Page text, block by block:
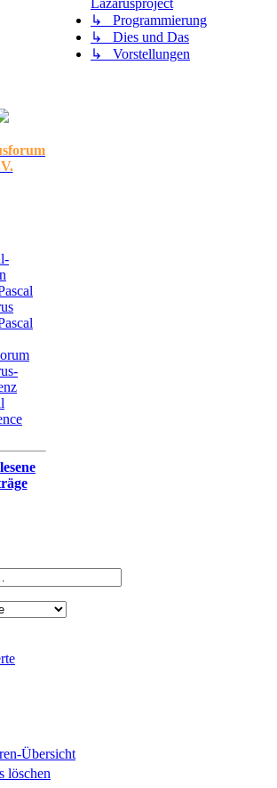
Lazarusproject
↳ Programmierung
↳ Dies und Das
↳ Vorstellungen
Übersicht
löschen